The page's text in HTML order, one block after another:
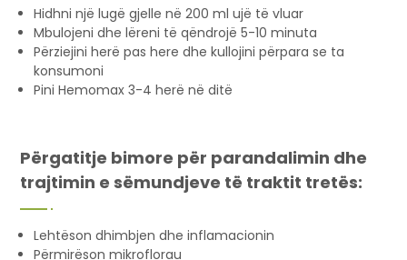
Hidhni një lugë gjelle në 200 ml ujë të vluar
Mbulojeni dhe lëreni të qëndrojë 5-10 minuta
Përziejini herë pas here dhe kullojini përpara se ta
konsumoni
Pini Hemomax 3-4 herë në ditë
Përgatitje bimore për parandalimin dhe
trajtimin e sëmundjeve të traktit tretës:
Lehtëson dhimbjen dhe inflamacionin
Përmirëson mikroflorau